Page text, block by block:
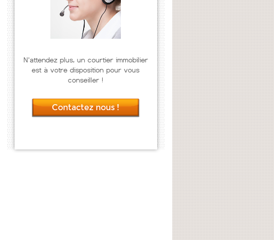
N'attendez plus, un courtier immobilier
est à votre disposition pour vous
conseiller !
Contactez nous !